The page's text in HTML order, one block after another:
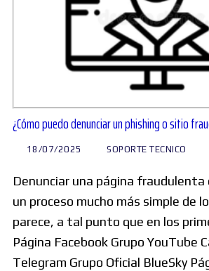
¿Cómo puedo denunciar un phishing o sitio
18/07/2025 SOPORTE TECNICO
Denunciar una página fraudulenta
un proceso mucho más simple de
parece, a tal punto que en los
Página Facebook Grupo YouTube
Telegram Grupo Oficial BlueSky